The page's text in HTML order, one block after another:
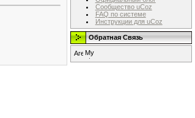
Сообщество uCoz
FAQ по системе
Инструкции для uCoz
Обратная Связь